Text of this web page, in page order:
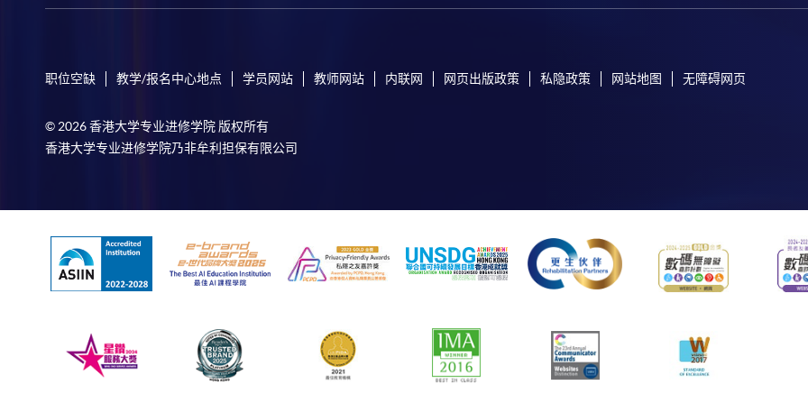
职位空缺 教学/报名中心地点 学员网站 教师网站 内联网 网页出版政策 私隐政策 网站地图 无障碍网页
© 2026 香港大学专业进修学院 版权所有
香港大学专业进修学院乃非牟利担保有限公司